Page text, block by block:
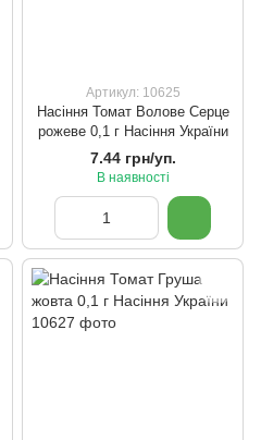
Артикул: 10625
Насіння Томат Волове Серце
рожеве 0,1 г Насіння України
7.44 грн/уп.
В наявності